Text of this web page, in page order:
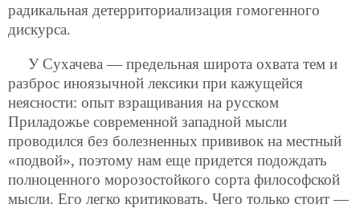
радикальная детерриториализация гомогенного
дискурса.
У Сухачева — предельная широта охвата тем и
разброс иноязычной лексики при кажущейся
неясности: опыт взращивания на русском
Приладожье современной западной мысли
проводился без болезненных прививок на местный
«подвой», поэтому нам еще придется подождать
полноценного морозостойкого сорта философской
мысли. Его легко критиковать. Чего только стоит —